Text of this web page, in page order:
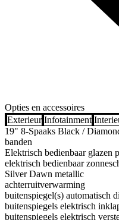
Opties en accessoires
Exterieur Infotainment
19" 8-Spaaks Black /
banden
Elektrisch bedienbaar glazen
elektrisch bedienbaar
Silver Dawn metallic
achterruitverwarming
buitenspiegel(s) automatisch
buitenspiegels elektrisch
buitenspiegels elektrisch